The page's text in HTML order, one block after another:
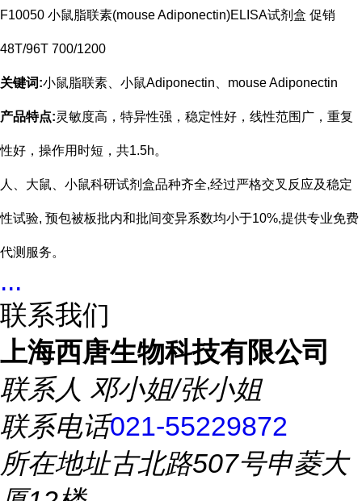
F10050 小鼠脂联素(mouse Adiponectin)ELISA试剂盒 促销
48T/96T 700/1200
关键词:小鼠脂联素、小鼠Adiponectin、mouse Adiponectin
产品特点:灵敏度高，特异性强，稳定性好，线性范围广，重复
性好，操作用时短，共1.5h。
人、大鼠、小鼠科研试剂盒品种齐全,经过严格交叉反应及稳定
性试验, 预包被板批内和批间变异系数均小于10%,提供专业免费
代测服务。
...
联系我们
上海西唐生物科技有限公司
联系人 邓小姐/张小姐
联系电话021-55229872
所在地址古北路507号申菱大